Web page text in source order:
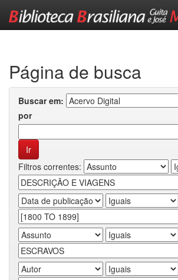
Página de busca
Buscar em:
por
Filtros correntes: